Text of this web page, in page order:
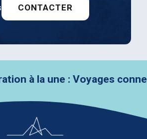
CONTACTER
la une : Voyages connectés